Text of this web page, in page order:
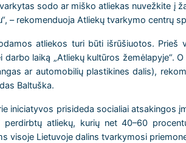
sodo ar miško atliekas nuvežkite į
– rekomenduoja Atliekų tvarkymo centrų
atliekos turi būti išrūšiuotos. Prieš
laiką „Atliekų kultūros žemėlapyje“.
ar automobilių plastikines dalis),
Baltuška.
iniciatyvos prisideda socialiai atsakingos
atliekų, kurių net 40–60
visoje Lietuvoje dalins tvarkymosi